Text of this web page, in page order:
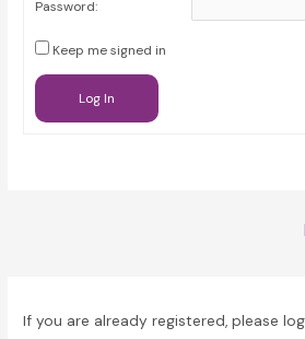
Password:
Keep me signed in
Log In
If you are already registered, please